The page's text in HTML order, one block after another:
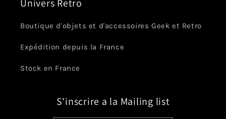
Univers Retro
Boutique d'objets et d'accessoires Geek et Retro
Expédition depuis la France
Stock en France
S'inscrire a la Mailing list